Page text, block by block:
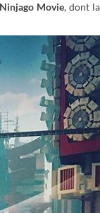
Movie, dont